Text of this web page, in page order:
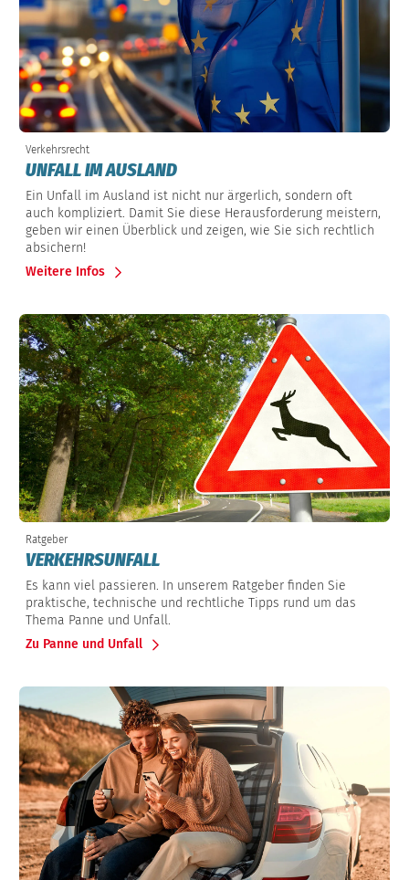
Verkehrsrecht
UNFALL IM AUSLAND
Ein Unfall im Ausland ist nicht nur ärgerlich, sondern oft
auch kompliziert. Damit Sie diese Herausforderung meistern,
geben wir einen Überblick und zeigen, wie Sie sich rechtlich
absichern!
Weitere Infos
Ratgeber
VERKEHRSUNFALL
Es kann viel passieren. In unserem Ratgeber finden Sie
praktische, technische und rechtliche Tipps rund um das
Thema Panne und Unfall.
Zu Panne und Unfall